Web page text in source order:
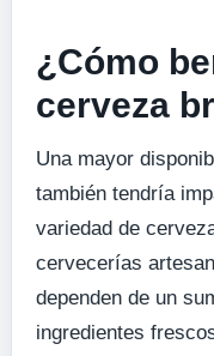
¿Cómo
cerveza
Una mayor
también tendría
variedad de
cervecerías
dependen de un
ingredientes